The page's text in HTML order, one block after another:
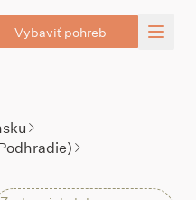
Vybaviť pohreb